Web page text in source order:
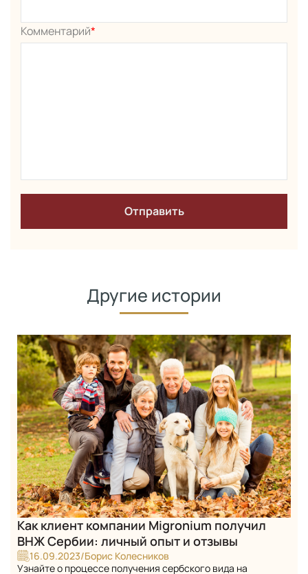
Комментарий*
Другие истории
Как клиент компании Migronium получил
ВНЖ Сербии: личный опыт и отзывы
16.09.2023/Борис Колесников
Узнайте о процессе получения сербского вида на